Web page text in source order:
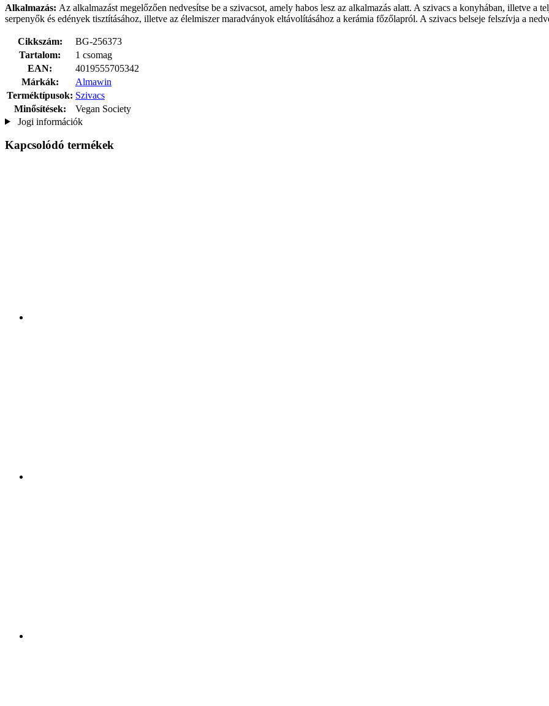
Alkalmazás: Az alkalmazást megelőzően nedvesítse be a szivacsot, amely habos lesz az alkalmazás alatt. A szivacs a konyhában, illetve a
serpenyők és edények tisztításához, illetve az élelmiszer maradványok eltávolításához a kerámia főzőlapról. A szivacs belseje felszívja a
Cikkszám:
BG-256373
Tartalom:
1 csomag
EAN:
4019555705342
Márkák:
Almawin
Terméktípusok: Szivacs
Minősítések:
Vegan Society
Jogi információk
Kapcsolódó termékek